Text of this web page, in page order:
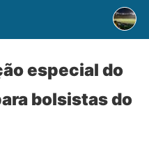
especial do
bolsistas do